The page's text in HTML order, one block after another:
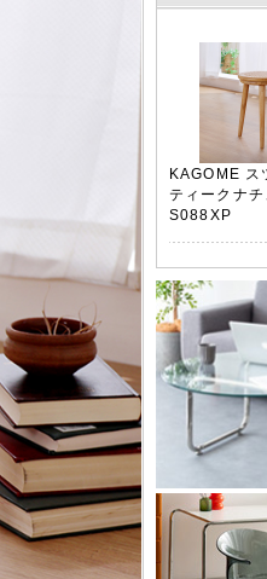
KAGOME ス
ティークナチ
S088XP